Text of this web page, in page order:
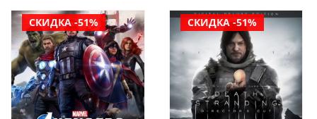
СКИДКА -51% СКИДКА -51%